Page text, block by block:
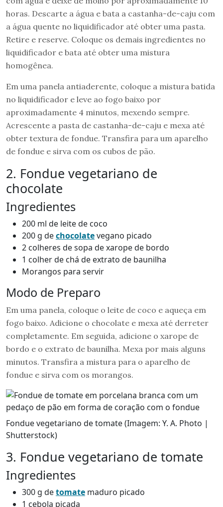
horas. Descarte a água e bata a castanha-de-caju com
a água quente no liquidificador até obter uma pasta.
Retire e reserve. Coloque os demais ingredientes no
liquidificador e bata até obter uma mistura
homogênea.
Em uma panela antiaderente, coloque a mistura batida
no liquidificador e leve ao fogo baixo por
aproximadamente 4 minutos, mexendo sempre.
Acrescente a pasta de castanha-de-caju e mexa até
obter textura de fondue. Transfira para um aparelho
de fondue e sirva com os cubos de pão.
2. Fondue vegetariano de
chocolate
Ingredientes
200 ml de leite de coco
200 g dechocolatevegano picado
2 colheres de sopa de xarope de bordo
1 colher de chá de extrato de baunilha
Morangos para servir
Modo de Preparo
Em uma panela, coloque o leite de coco e aqueça em
fogo baixo. Adicione o chocolate e mexa até derreter
completamente. Em seguida, adicione o xarope de
bordo e o extrato de baunilha. Mexa por mais alguns
minutos. Transfira a mistura para o aparelho de
fondue e sirva com os morangos.
Fondue vegetariano de tomate (Imagem: Y. A. Photo |
Shutterstock)
3. Fondue vegetariano de tomate
Ingredientes
300 g detomate maduro picado
1 cebola picada